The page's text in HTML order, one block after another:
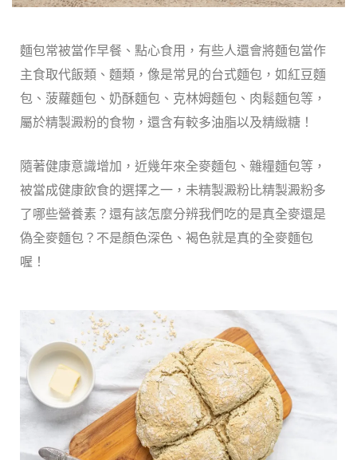
麵包常被當作早餐、點心食用，有些人還會將麵包當作
主食取代飯類、麵類，像是常見的台式麵包，如紅豆麵
包、菠蘿麵包、奶酥麵包、克林姆麵包、肉鬆麵包等，
屬於精製澱粉的食物，還含有較多油脂以及精緻糖！
隨著健康意識增加，近幾年來全麥麵包、雜糧麵包等，
被當成健康飲食的選擇之一，未精製澱粉比精製澱粉多
了哪些營養素？還有該怎麼分辨我們吃的是真全麥還是
偽全麥麵包？不是顏色深色、褐色就是真的全麥麵包
喔！